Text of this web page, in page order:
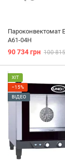
Пароконвектомат
A61-04H
90 734 грн 100
ХІТ
−15%
ВІДЕО